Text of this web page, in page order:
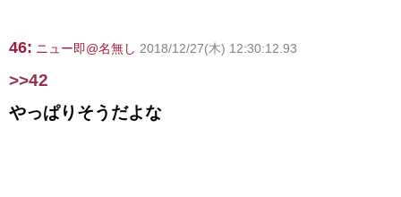
46: ニュー即@名無し 2018/12/27(木) 12:30:12.93
>>42
やっぱりそうだよな